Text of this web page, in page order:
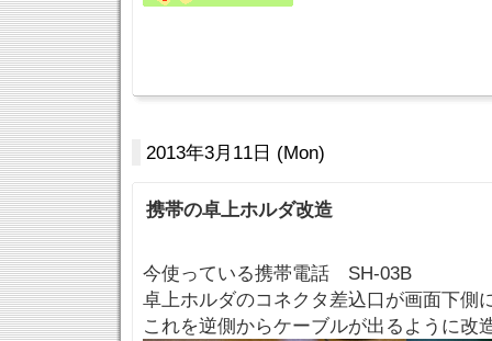
2013年3月11日 (Mon)
携帯の卓上ホルダ改造
今使っている携帯電話 SH-03B
卓上ホルダのコネクタ差込口が画面下側
これを逆側からケーブルが出るように改